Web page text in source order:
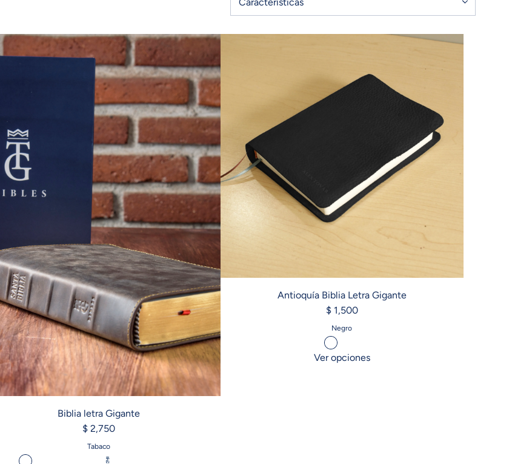
Biblia letra Gigante
$ 2,750
Tabaco
Antioquía Biblia Letra Gigante
$ 1,500
Negro
Ver opciones